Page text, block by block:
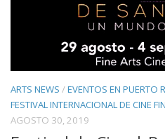
ARTS NEWS /EVENTOS EN PUERTO
FESTIVAL INTERNACIONAL DE CINE
AGOSTO 30, 2019